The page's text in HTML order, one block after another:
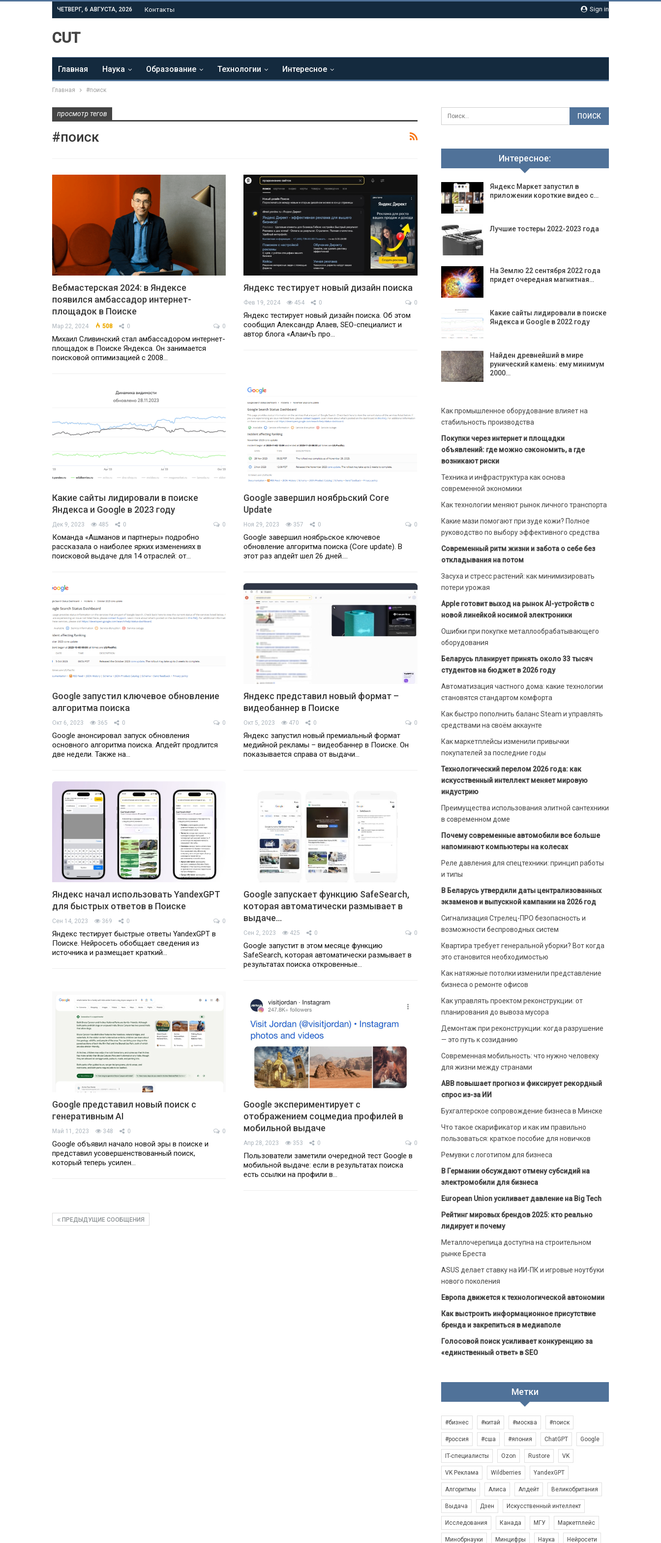
Sign in
ЧЕТВЕРГ, 6 АВГУСТА, 2026 Контакты
CUT
Главная Наука Образование Технологии Интересное
Главная #поиск
просмотр тегов
#поиск
Вебмастерская 2024: в Яндексе
появился амбассадор интернет-
площадок в Поиске
Мар 22, 2024 508 0 0
Михаил Сливинский стал амбассадором интернет-
площадок в Поиске Яндекса. Он занимается
поисковой оптимизацией с 2008…
Яндекс тестирует новый дизайн поиска
Фев 19, 2024 454 0 0
Яндекс тестирует новый дизайн поиска. Об этом
сообщил Александр Алаев, SEO-специалист и
автор блога «АлаичЪ про…
Какие сайты лидировали в поиске
Яндекса и Google в 2023 году
Дек 9, 2023 485 0 0
Команда «Ашманов и партнеры» подробно
рассказала о наиболее ярких изменениях в
поисковой выдаче для 14 отраслей: от…
Google завершил ноябрьский Core
Update
Ноя 29, 2023 357 0 0
Google завершил ноябрьское ключевое
обновление алгоритма поиска (Core update). В
этот раз апдейт шел 26 дней.…
Google запустил ключевое обновление
алгоритма поиска
Окт 6, 2023 365 0 0
Google анонсировал запуск обновления
основного алгоритма поиска. Апдейт продлится
две недели. Также на…
Яндекс представил новый формат –
видеобаннер в Поиске
Окт 5, 2023 470 0 0
Яндекс запустил новый премиальный формат
медийной рекламы – видеобаннер в Поиске. Он
показывается справа от выдачи…
Яндекс начал использовать YandexGPT
для быстрых ответов в Поиске
Сен 14, 2023 369 0 0
Яндекс тестирует быстрые ответы YandexGPT в
Поиске. Нейросеть обобщает сведения из
источника и размещает краткий…
Google запускает функцию SafeSearch,
которая автоматически размывает в
выдаче…
Сен 2, 2023 425 0 0
Google запустит в этом месяце функцию
SafeSearch, которая автоматически размывает в
результатах поиска откровенные…
Google представил новый поиск с
генеративным AI
Май 11, 2023 348 0 0
Google объявил начало новой эры в поиске и
представил усовершенствованный поиск,
который теперь усилен…
Google экспериментирует с
отображением соцмедиа профилей в
мобильной выдаче
Апр 28, 2023 353 0 0
Пользователи заметили очередной тест Google в
мобильной выдаче: если в результатах поиска
есть ссылки на профили в…
ПРЕДЫДУЩИЕ СООБЩЕНИЯ
Интересное:
Яндекс Маркет запустил в
приложении короткие видео с…
Лучшие тостеры 2022-2023 года
На Землю 22 сентября 2022 года
придет очередная магнитная…
Какие сайты лидировали в поиске
Яндекса и Google в 2022 году
Найден древнейший в мире
рунический камень: ему минимум
2000…
Как промышленное оборудование влияет на
стабильность производства
Покупки через интернет и площадки
объявлений: где можно сэкономить, а где
возникают риски
Техника и инфраструктура как основа
современной экономики
Как технологии меняют рынок личного транспорта
Какие мази помогают при зуде кожи? Полное
руководство по выбору эффективного средства
Современный ритм жизни и забота о себе без
откладывания на потом
Засуха и стресс растений: как минимизировать
потери урожая
Apple готовит выход на рынок AI-устройств с
новой линейкой носимой электроники
Ошибки при покупке металлообрабатывающего
оборудования
Беларусь планирует принять около 33 тысяч
студентов на бюджет в 2026 году
Автоматизация частного дома: какие технологии
становятся стандартом комфорта
Как быстро пополнить баланс Steam и управлять
средствами на своём аккаунте
Как маркетплейсы изменили привычки
покупателей за последние годы
Технологический перелом 2026 года: как
искусственный интеллект меняет мировую
индустрию
Преимущества использования элитной сантехники
в современном доме
Почему современные автомобили все больше
напоминают компьютеры на колесах
Реле давления для спецтехники: принцип работы
и типы
В Беларусь утвердили даты централизованных
экзаменов и выпускной кампании на 2026 год
Сигнализация Стрелец-ПРО безопасность и
возможности беспроводных систем
Квартира требует генеральной уборки? Вот когда
это становится необходимостью
Как натяжные потолки изменили представление
бизнеса о ремонте офисов
Как управлять проектом реконструкции: от
планирования до вывоза мусора
Демонтаж при реконструкции: когда разрушение
— это путь к созиданию
Современная мобильность: что нужно человеку
для жизни между странами
ABB повышает прогноз и фиксирует рекордный
спрос из-за ИИ
Бухгалтерское сопровождение бизнеса в Минске
Что такое скарификатор и как им правильно
пользоваться: краткое пособие для новичков
Ремувки с логотипом для бизнеса
В Германии обсуждают отмену субсидий на
электромобили для бизнеса
European Union усиливает давление на Big Tech
Рейтинг мировых брендов 2025: кто реально
лидирует и почему
Металлочерепица доступна на строительном
рынке Бреста
ASUS делает ставку на ИИ-ПК и игровые ноутбуки
нового поколения
Европа движется к технологической автономии
Как выстроить информационное присутствие
бренда и закрепиться в медиаполе
Голосовой поиск усиливает конкуренцию за
«единственный ответ» в SEO
Метки
#бизнес #китай #москва #поиск
#россия #сша #япония ChatGPT Google
IT-специалисты Ozon Rustore VK
VK Реклама Wildberries YandexGPT
Алгоритмы Алиса Апдейт Великобритания
Выдача Дзен Искусственный интеллект
Исследования Канада МГУ Маркетплейс
Минобрнауки Минцифры Наука Нейросети